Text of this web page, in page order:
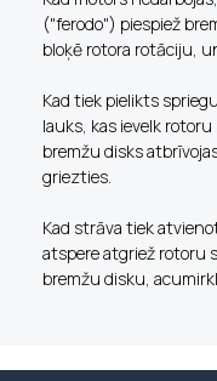
("ferodo") piespiež
bloķē rotora rotāciju,
Kad tiek pielikts
lauks, kas ievelk
bremžu disks
griezties.
Kad strāva tiek
atspere atgriež rotoru
bremžu disku,